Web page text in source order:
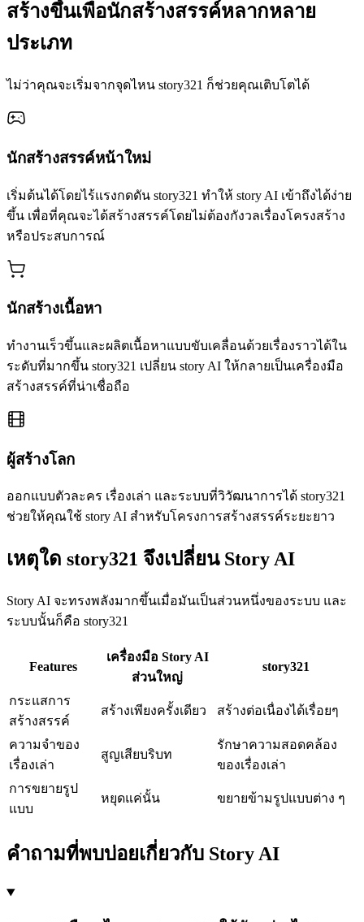
สร้างขึ้นเพื่อนักสร้างสรรค์หลากหลาย
ประเภท
ไม่ว่าคุณจะเริ่มจากจุดไหน story321 ก็ช่วยคุณเติบโตได้
นักสร้างสรรค์หน้าใหม่
เริ่มต้นได้โดยไร้แรงกดดัน story321 ทำให้ story AI เข้าถึงได้ง่าย
ขึ้น เพื่อที่คุณจะได้สร้างสรรค์โดยไม่ต้องกังวลเรื่องโครงสร้าง
หรือประสบการณ์
นักสร้างเนื้อหา
ทำงานเร็วขึ้นและผลิตเนื้อหาแบบขับเคลื่อนด้วยเรื่องราวได้ใน
ระดับที่มากขึ้น story321 เปลี่ยน story AI ให้กลายเป็นเครื่องมือ
สร้างสรรค์ที่น่าเชื่อถือ
ผู้สร้างโลก
ออกแบบตัวละคร เรื่องเล่า และระบบที่วิวัฒนาการได้ story321
ช่วยให้คุณใช้ story AI สำหรับโครงการสร้างสรรค์ระยะยาว
เหตุใด story321 จึงเปลี่ยน Story AI
Story AI จะทรงพลังมากขึ้นเมื่อมันเป็นส่วนหนึ่งของระบบ และ
ระบบนั้นก็คือ story321
Features
เครื่องมือ Story AI
ส่วนใหญ่
story321
กระแสการ
สร้างสรรค์
สร้างเพียงครั้งเดียว สร้างต่อเนื่องได้เรื่อยๆ
ความจำของ
เรื่องเล่า
สูญเสียบริบท
รักษาความสอดคล้อง
ของเรื่องเล่า
การขยายรูป
แบบ
หยุดแค่นั้น ขยายข้ามรูปแบบต่าง ๆ
คำถามที่พบบ่อยเกี่ยวกับ Story AI